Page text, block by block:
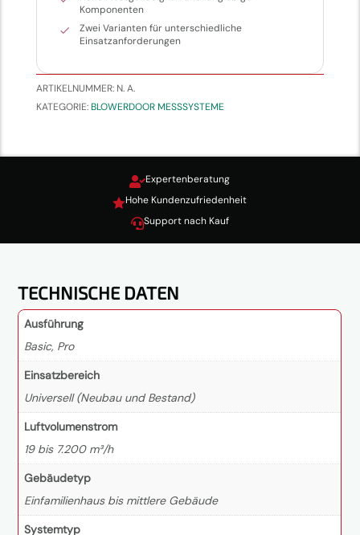
Komponenten
Zwei Varianten für unterschiedliche
Einsatzanforderungen
ARTIKELNUMMER: N. A.
KATEGORIE:BLOWERDOOR MESSSYSTEME
Expertenberatung
Hohe Kundenzufriedenheit
Support nach Kauf
TECHNISCHE DATEN
Ausführung
Basic, Pro
Einsatzbereich
Universell (Neubau und Bestand)
Luftvolumenstrom
19 bis 7.200 m³/h
Gebäudetyp
Einfamilienhaus bis mittlere Gebäude
Systemtyp